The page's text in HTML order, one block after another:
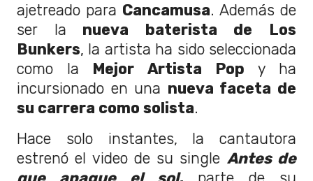
ajetreado para Cancamusa. Además de
ser la nueva baterista de Los
Bunkers, la artista ha sido seleccionada
como la Mejor Artista Pop y ha
incursionado en una nueva faceta de
su carrera como solista.
Hace solo instantes, la cantautora
estrenó el video de su single Antes de